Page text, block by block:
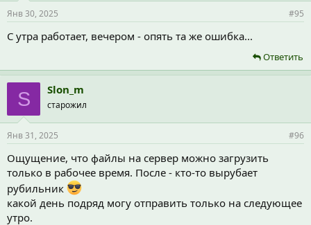
Янв 30, 2025 #95
С утра работает, вечером - опять та же ошибка...
Ответить
S Slon_m
старожил
Янв 31, 2025 #96
Ощущение, что файлы на сервер можно загрузить
только в рабочее время. После - кто-то вырубает
рубильник
какой день подряд могу отправить только на следующее
утро.